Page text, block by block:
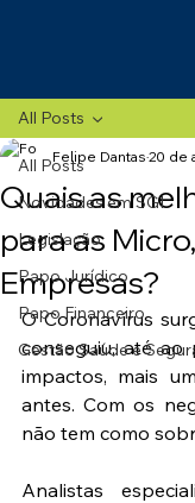
All Posts
Novidades em SGI
Legislação
Papo Jurídico
Papo Financeiro
Gestão Saúde e
All Posts
Quais as
para as
Empresas?
Felipe Dantas 20 de
O Coronavírus
conseguiu, até ao
impactos, mais
antes. Com os
não tem como
Analistas